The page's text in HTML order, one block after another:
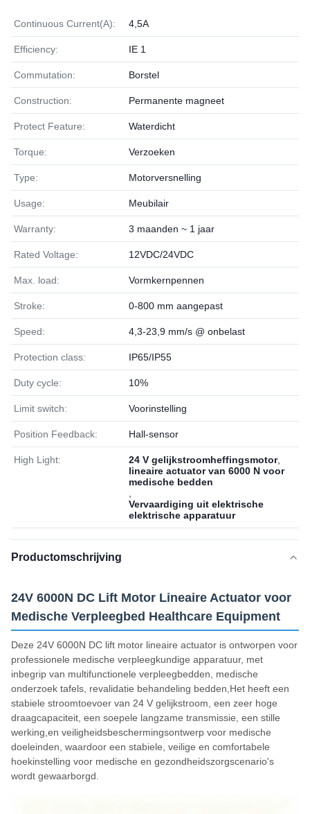
Continuous Current(A): 4,5A
Efficiency: IE 1
Commutation: Borstel
Construction: Permanente magneet
Protect Feature: Waterdicht
Torque: Verzoeken
Type: Motorversnelling
Usage: Meubilair
Warranty: 3 maanden ~ 1 jaar
Rated Voltage: 12VDC/24VDC
Max. load: Vormkernpennen
Stroke: 0-800 mm aangepast
Speed: 4,3-23,9 mm/s @ onbelast
Protection class: IP65/IP55
Duty cycle: 10%
Limit switch: Voorinstelling
Position Feedback: Hall-sensor
High Light: 24 V gelijkstroomheffingsmotor,
lineaire actuator van 6000 N voor
medische bedden
Vervaardiging uit elektrische
elektrische apparatuur
Productomschrijving
24V 6000N DC Lift Motor Lineaire Actuator voor
Medische Verpleegbed Healthcare Equipment
Deze 24V 6000N DC lift motor lineaire actuator is ontworpen voor
professionele medische verpleegkundige apparatuur, met
inbegrip van multifunctionele verpleegbedden, medische
onderzoek tafels, revalidatie behandeling bedden,Het heeft een
stabiele stroomtoevoer van 24 V gelijkstroom, een zeer hoge
draagcapaciteit, een soepele langzame transmissie, een stille
werking,en veiligheidsbeschermingsontwerp voor medische
doeleinden, waardoor een stabiele, veilige en comfortabele
hoekinstelling voor medische en gezondheidszorgscenario's
wordt gewaarborgd.